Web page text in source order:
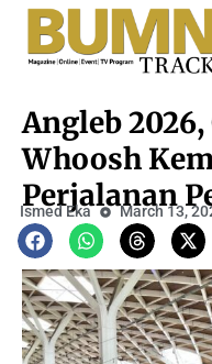
Angleb
Whoosh
Perjalanan
Ismed Eka March 13,